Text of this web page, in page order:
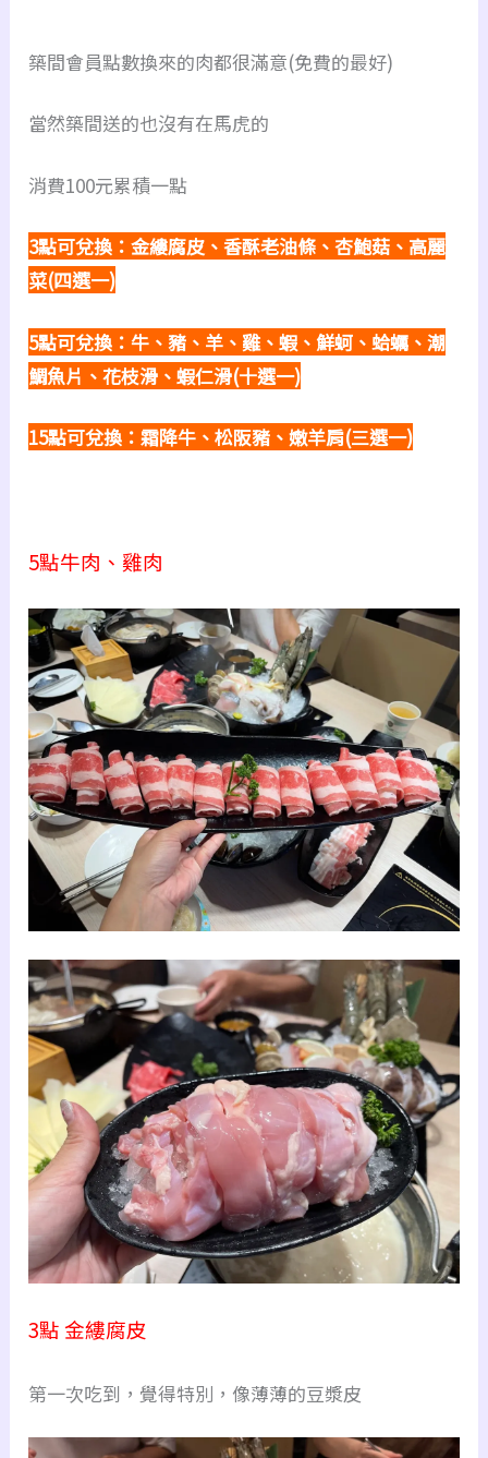
築間會員點數換來的肉都很滿意(免費的最好)
當然築間送的也沒有在馬虎的
消費100元累積一點
3點可兌換：金縷腐皮、香酥老油條、杏鮑菇、高麗
菜(四選一)
5點可兌換：牛、豬、羊、雞、蝦、鮮蚵、蛤蠣、潮
鯛魚片、花枝滑、蝦仁滑(十選一)
15點可兌換：霜降牛、松阪豬、嫩羊肩(三選一)
5點牛肉、雞肉
3點 金縷腐皮
第一次吃到，覺得特別，像薄薄的豆漿皮